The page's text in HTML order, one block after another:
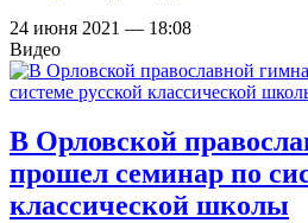
24 июня 2021 — 18:08
Видео
В Орловской
прошел семинар по
классической школы